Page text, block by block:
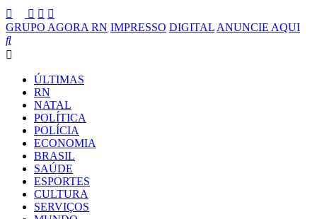
GRUPO AGORA RN IMPRESSO DIGITAL ANUNCIE AQUI
ÚLTIMAS
RN
NATAL
POLÍTICA
POLÍCIA
ECONOMIA
BRASIL
SAÚDE
ESPORTES
CULTURA
SERVIÇOS